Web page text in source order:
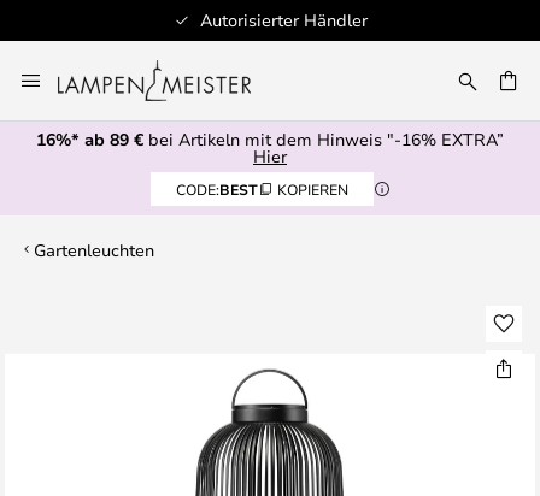
Autorisierter Händler
Inhalt
springen
16%* ab 89 € bei Artikeln mit dem Hinweis "-16% EXTRA”
Hier
CODE:BEST KOPIEREN
Gartenleuchten